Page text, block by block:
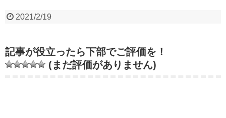
2021/2/19
記事が役立ったら下部でご評価を！
(まだ評価がありません)